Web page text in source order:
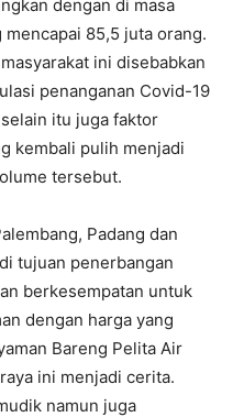
dengan di masa
85,5 juta orang.
ini disebabkan
penanganan Covid-19
itu juga faktor
kembali pulih menjadi
tersebut.
Padang dan
tujuan penerbangan
berkesempatan untuk
dengan harga yang
Bareng Pelita Air
ini menjadi cerita.
namun juga